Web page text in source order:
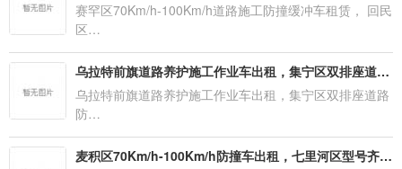
赛罕区70Km/h-100Km/h道路施工防撞缓冲车租赁， 回民
区…
乌拉特前旗道路养护施工作业车出租，集宁区双排座道路防撞缓冲车租赁一个月包月多少钱？
乌拉特前旗道路养护施工作业车出租，集宁区双排座道路
防…
麦积区70Km/h-100Km/h防撞车出租，七里河区型号齐全道路施工养护缓冲车租赁【8月更新新报价】